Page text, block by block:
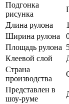
Подгонка
рисунка
Длина рулона
Ширина рулона
Площадь рулона
Клеевой слой
Страна
производства
Представлен в
шоу-руме